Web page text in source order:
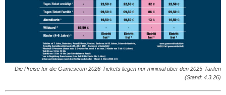
Die Preise für die Gamescom 2026-Tickets liegen nur minimal über den 2025-Tarifen
(Stand: 4.3.26)